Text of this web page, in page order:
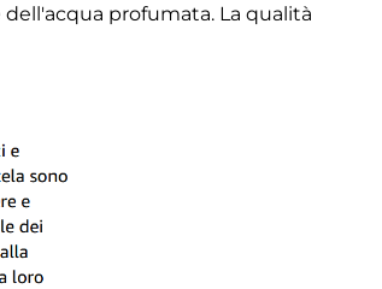
profumata. La qualità